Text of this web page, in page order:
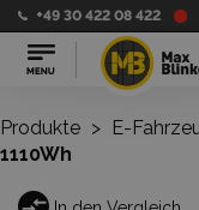
+49 30 422 08 422
Produkte > E-
1110Wh